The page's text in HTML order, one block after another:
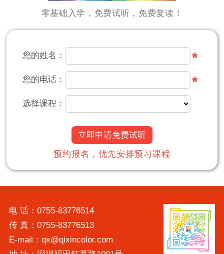
零基础入学，免费试听，免费复读！
您的姓名： *
您的电话： *
选择课程：
立即申请免费试听
预约报名，优先安排预习课程
电 话：0755-83776514
传 真：0755-83776513
E-mail：qx@qixincolor.com